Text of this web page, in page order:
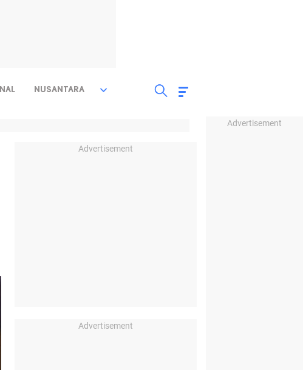
Advertisement
NUSANTARA
Advertisement
Advertisement